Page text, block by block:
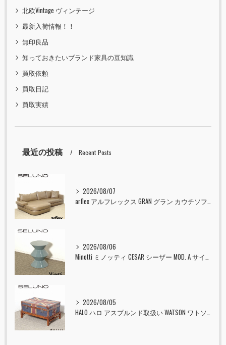
北欧Vintage ヴィンテージ
最新入荷情報！！
無印良品
知っておきたいブランド家具の豆知識
買取依頼
買取日記
買取実績
最近の投稿 Recent Posts
2026/08/07
2026/08/06
2026/08/05